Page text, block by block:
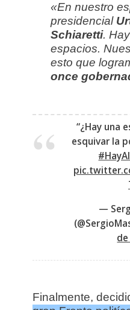
«En nuestro
presidencial
Schiaretti.
espacios.
esto que
once
“¿Hay una
esquivar la
—
Finalmente,